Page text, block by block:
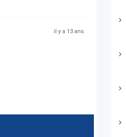
il y a 13 ans